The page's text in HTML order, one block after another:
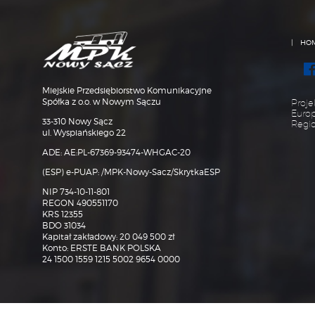
Miejskie Przedsiębiorstwo Komunikacyjne
Spółka z o.o. w Nowym Sączu
33-310 Nowy Sącz
ul. Wyspiańskiego 22
ADE: AE:PL-67369-93474-WHGAC-20
(ESP) e-PUAP: /MPK-Nowy-Sacz/SkrytkaESP
NIP 734-10-11-801
REGON 490551170
KRS 12355
BDO 31034
Kapitał zakładowy: 20 049 500 zł
Konto: ERSTE BANK POLSKA
24 1500 1559 1215 5002 9654 0000